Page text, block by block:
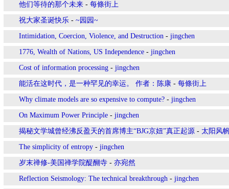
他们等待的那个未来 - 每條街上
祝大家圣诞快乐 - ~园园~
Intimidation, Coercion, Violence, and Destruction - jingchen
1776, Wealth of Nations, US Independence - jingchen
Cost of information processing - jingchen
能活在这时代，是一种罕见的幸运。 作者：陈康 - 每條街上
Why climate models are so expensive to compute? - jingchen
On Maximum Power Principle - jingchen
揭秘文学城曾经沸反盈天的首席博主“BJG京妞”真正起源 - 太阳风
The simplicity of entropy - jingchen
岁末禅修-美国禅学院醍醐寺 - 亦宛然
Reflection Seismology: The technical breakthrough - jingchen